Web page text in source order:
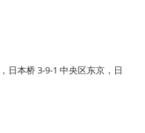
日本桥 3-9-1 中央区东京，日